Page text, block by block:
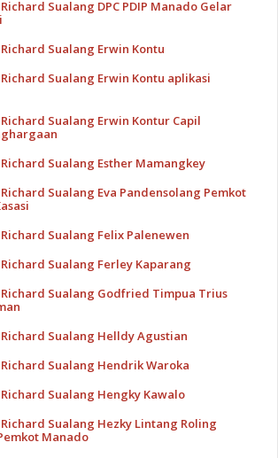
Sualang DPC PDIP Manado Gelar
Sualang Erwin Kontu
Sualang Erwin Kontu aplikasi
Sualang Erwin Kontur Capil
Sualang Esther Mamangkey
Sualang Eva Pandensolang Pemkot
Sualang Felix Palenewen
Sualang Ferley Kaparang
Sualang Godfried Timpua Trius
Sualang Helldy Agustian
Sualang Hendrik Waroka
Sualang Hengky Kawalo
Sualang Hezky Lintang Roling
Manado